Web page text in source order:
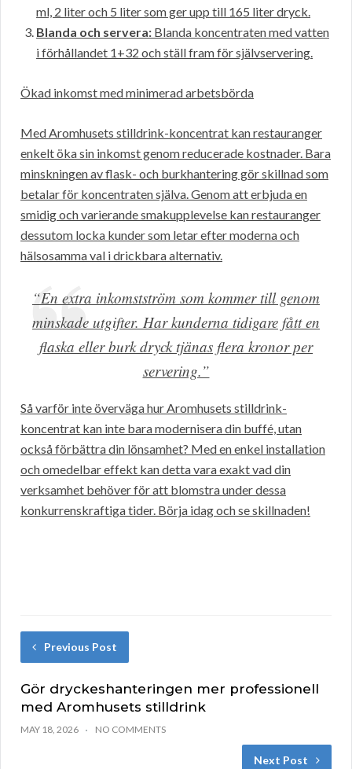
ml, 2 liter och 5 liter som ger upp till 165 liter dryck.
Blanda och servera: Blanda koncentraten med vatten
i förhållandet 1+32 och ställ fram för självservering.
Ökad inkomst med minimerad arbetsbörda
Med Aromhusets stilldrink-koncentrat kan restauranger
enkelt öka sin inkomst genom reducerade kostnader. Bara
minskningen av flask- och burkhantering gör skillnad som
betalar för koncentraten själva. Genom att erbjuda en
smidig och varierande smakupplevelse kan restauranger
dessutom locka kunder som letar efter moderna och
hälsosamma val i drickbara alternativ.
“En extra inkomstström som kommer till genom
minskade utgifter. Har kunderna tidigare fått en
flaska eller burk dryck tjänas flera kronor per
servering.”
Så varför inte överväga hur Aromhusets stilldrink-
koncentrat kan inte bara modernisera din buffé, utan
också förbättra din lönsamhet? Med en enkel installation
och omedelbar effekt kan detta vara exakt vad din
verksamhet behöver för att blomstra under dessa
konkurrenskraftiga tider. Börja idag och se skillnaden!
Previous Post
Gör dryckeshanteringen mer professionell
med Aromhusets stilldrink
MAY 18, 2026 NO COMMENTS
Next Post